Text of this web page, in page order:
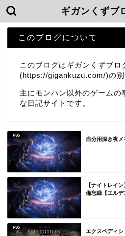
ギガンくずブ
このブログについて
このブログはギガンくずブロ
(https://gigankuzu.com/)の別
主にモンハン以外のゲームの
な日記サイトです。
PS5
自分用深き夜メ
【ナイトレイ
備忘録【エルデ
PS5
エクスペディ